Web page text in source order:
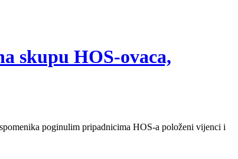
skupu HOS-ovaca,
poginulim pripadnicima HOS-a položeni vijenci i